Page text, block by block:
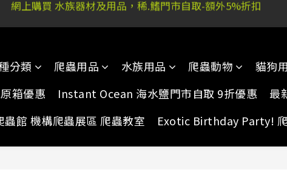
新街51P號富祐閣16號地下｜ 稀.鰭旺角店: 西洋菜南街101號
分類 爬蟲用品 水族用品 爬蟲動物
貓狗
箱優惠
Instant Ocean 海水鹽門市自取 9折優惠
最
蟲館 機構爬蟲展區 爬蟲教室
Exotic Birthday Party!